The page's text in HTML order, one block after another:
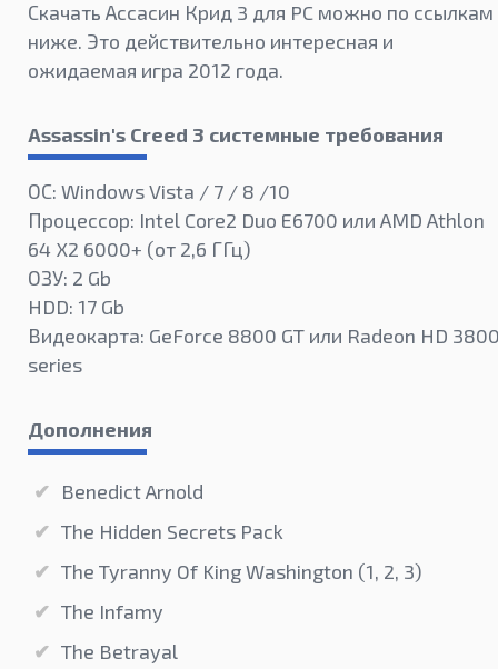
Скачать Ассасин Крид 3 для PC можно по ссылкам
ниже. Это действительно интересная и
ожидаемая игра 2012 года.
Assassin's Creed 3 системные требования
ОС: Windows Vista / 7 / 8 /10
Процессор: Intel Core2 Duo E6700 или AMD Athlon
64 X2 6000+ (от 2,6 ГГц)
ОЗУ: 2 Gb
HDD: 17 Gb
Видеокарта: GeForce 8800 GT или Radeon HD
series
Дополнения
Benedict Arnold
The Hidden Secrets Pack
The Tyranny Of King Washington (1, 2, 3)
The Infamy
The Betrayal